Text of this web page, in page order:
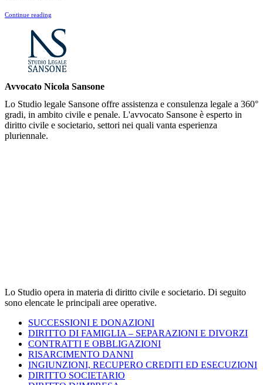
Continue reading
Avvocato Nicola Sansone
Lo Studio legale Sansone offre assistenza e consulenza legale a 360°
gradi, in ambito civile e penale. L'avvocato Sansone è esperto in
diritto civile e societario, settori nei quali vanta esperienza
pluriennale.
Lo Studio opera in materia di diritto civile e societario. Di seguito
sono elencate le principali aree operative.
SUCCESSIONI E DONAZIONI
DIRITTO DI FAMIGLIA – SEPARAZIONI E DIVORZI
CONTRATTI E OBBLIGAZIONI
RISARCIMENTO DANNI
INGIUNZIONI, RECUPERO CREDITI ED ESECUZIONI
DIRITTO SOCIETARIO